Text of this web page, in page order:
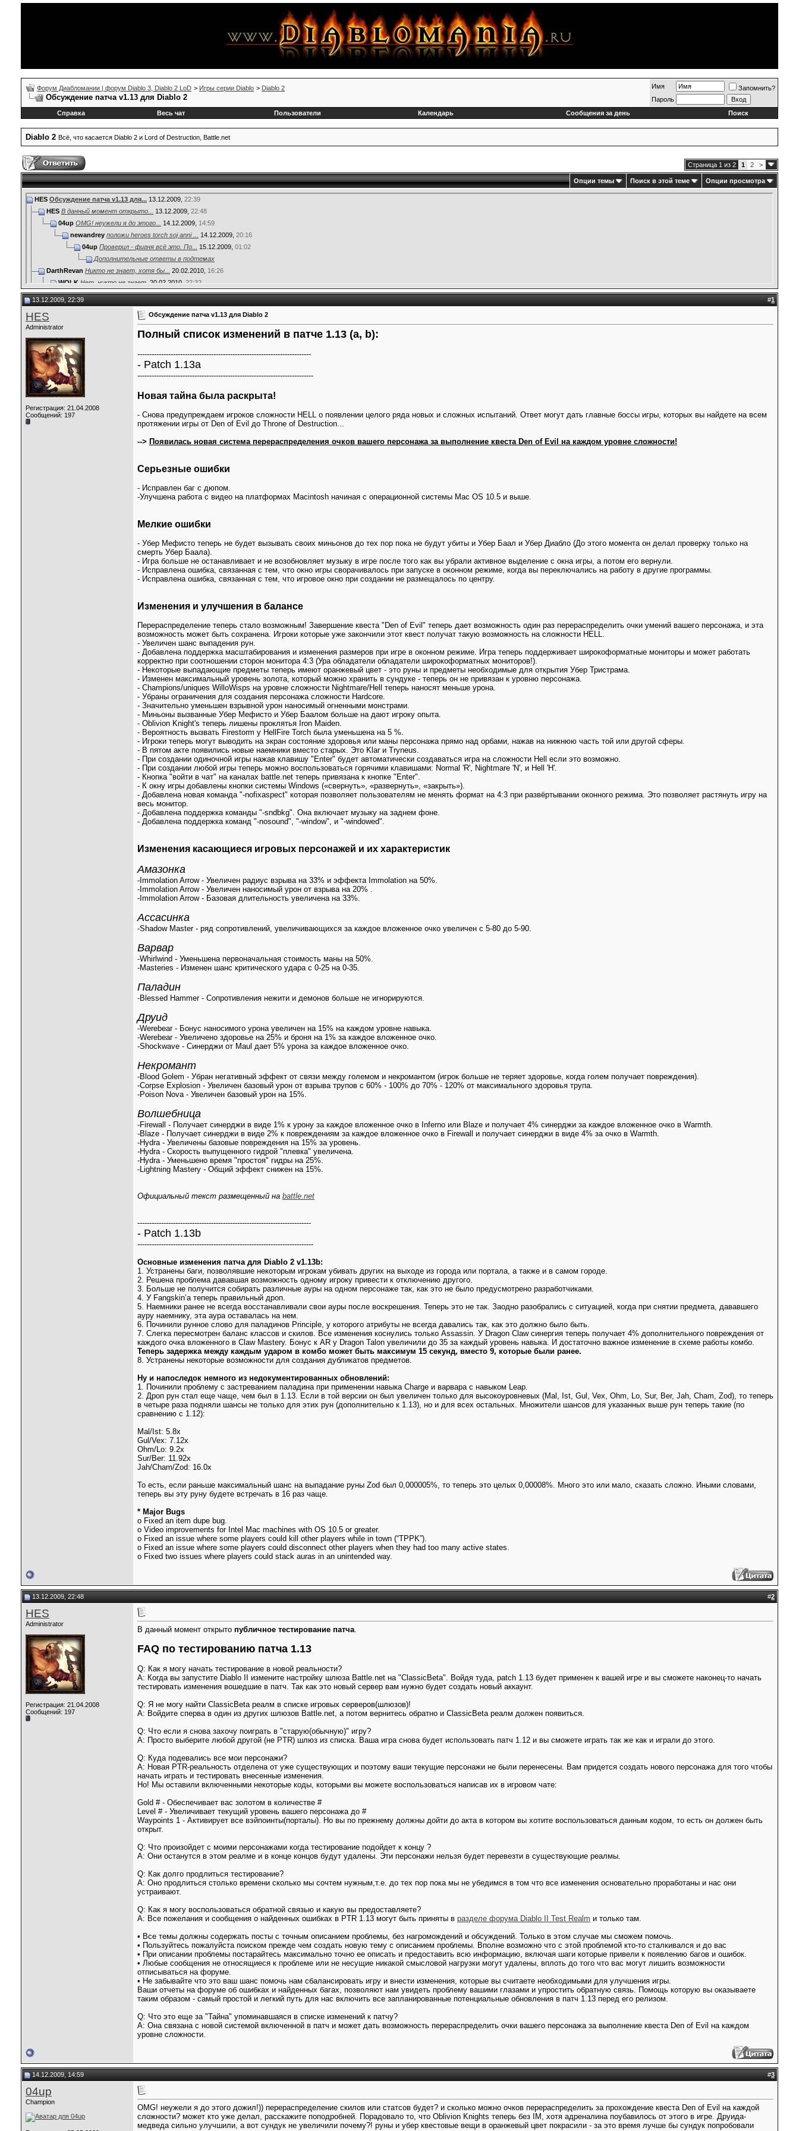
Форум Диабломании | форум Diablo 3, Diablo 2 LoD > Игры серии Diablo > Diablo 2
Обсуждение патча v1.13 для Diablo 2
Имя
Запомнить?
Пароль
Справка
Весь чат Пользователи Календарь Сообщения за день Поиск
Diablo 2 Всё, что касается Diablo 2 и Lord of Destruction, Battle.net
Страница 1 из 2 1 2 >
Опции темы Поиск в этой теме Опции просмотра
HES Обсуждение патча v1.13 для... 13.12.2009, 22:39
HES В данный момент открыто... 13.12.2009, 22:48
04up OMG! неужели я до этого... 14.12.2009, 14:59
newandrey положи heroes torch soj anni ... 14.12.2009, 20:16
04up Проверил - фигня всё это. По... 15.12.2009, 01:02
Дополнительные ответы в подтемах
DarthRevan Никто не знает, хотя бы... 20.02.2010, 16:26
WOLK Нет, никто не знает. 20.02.2010, 22:32
Iron_angel думаю ещё пол года23.02.2010,21:12
HES Сегодня выложили новый патч...25.02.2010,18:37
Близзы медлительны и...26.02.2010,23:23
Дополнительные ответы в подтемах
muzhyc Всем привет
axfed Очень интересно 11.08.2022,12:03
hgsoa Очень интересно 16.09.2022,10:02
kilkasfas Очень круто и интересно!03.02.2023,10:25
tolten Р·Р°С‰Рё...
07.03.2025,21:09
tolten
audiobookkeeper.ru... 02.05.2025,19:13
02.05.2025,19:14
13.12.2009, 22:39 #1
HES
Administrator
Регистрация: 21.04.2008
Сообщений: 197
Обсуждение патча v1.13 для Diablo 2
Полный список изменений в патче 1.13 (a, b):
-------------------------------------------------------------------------
- Patch 1.13a
--------------------------------------------------------------------------
Новая тайна была раскрыта!
- Снова предупреждаем игроков сложности HELL о появлении целого ряда новых и сложных испытаний. Ответ могут дать главные боссы игры, которых вы найдете на всем
протяжении игры от Den of Evil до Throne of Destruction...
--> Появилась новая система перераспределения очков вашего персонажа за выполнение квеста Den of Evil на каждом уровне сложности!
Серьезные ошибки
- Исправлен баг с дюпом.
-Улучшена работа с видео на платформах Macintosh начиная с операционной системы Mac OS 10.5 и выше.
Мелкие ошибки
- Убер Мефисто теперь не будет вызывать своих миньонов до тех пор пока не будут убиты и Убер Баал и Убер Диабло (До этого момента он делал проверку только на
смерть Убер Баала).
- Игра больше не останавливает и не возобновляет музыку в игре после того как вы убрали активное выделение с окна игры, а потом его вернули.
- Исправлена ошибка, связанная с тем, что окно игры сворачивалось при запуске в оконном режиме, когда вы переключались на работу в другие программы.
- Исправлена ошибка, связанная с тем, что игровое окно при создании не размещалось по центру.
Изменения и улучшения в балансе
Перераспределение теперь стало возможным! Завершение квеста "Den of Evil" теперь дает возможность один раз перераспределить очки умений вашего персонажа, и эта
возможность может быть сохранена. Игроки которые уже закончили этот квест получат такую возможность на сложности HELL.
- Увеличен шанс выпадения рун.
- Добавлена поддержка масштабирования и изменения размеров при игре в оконном режиме. Игра теперь поддерживает широкоформатные мониторы и может работать
корректно при соотношении сторон монитора 4:3 (Ура обладатели обладатели широкоформатных мониторов!).
- Некоторые выпадающие предметы теперь имеют оранжевый цвет - это руны и предметы необходимые для открытия Убер Тристрама.
- Изменен максимальный уровень золота, который можно хранить в сундуке - теперь он не привязан к уровню персонажа.
- Champions/uniques WilloWisps на уровне сложности Nightmare/Hell теперь наносят меньше урона.
- Убраны ограничения для создания персонажа сложности Hardcore.
- Значительно уменьшен взрывной урон наносимый огненными монстрами.
- Миньоны вызванные Убер Мефисто и Убер Баалом больше на дают игроку опыта.
- Oblivion Knight's теперь лишены проклятья Iron Maiden.
- Вероятность вызвать Firestorm у HellFire Torch была уменьшена на 5 %.
- Игроки теперь могут выводить на экран состояние здоровья или маны персонажа прямо над орбами, нажав на нижнюю часть той или другой сферы.
- В пятом акте появились новые наемники вместо старых. Это Klar и Tryneus.
- При создании одиночной игры нажав клавишу "Enter" будет автоматически создаваться игра на сложности Hell если это возможно.
- При создании любой игры теперь можно воспользоваться горячими клавишами: Normal 'R', Nightmare 'N', и Hell 'H'.
- Кнопка "войти в чат" на каналах battle.net теперь привязана к кнопке "Enter".
- К окну игры добавлены кнопки системы Windows («свернуть», «развернуть», «закрыть»).
- Добавлена новая команда "-nofixaspect" которая позволяет пользователям не менять формат на 4:3 при развёртывании оконного режима. Это позволяет растянуть игру на
весь монитор.
- Добавлена поддержка команды "-sndbkg". Она включает музыку на заднем фоне.
- Добавлена поддержка команд "-nosound", "-window", и "-windowed".
Изменения касающиеся игровых персонажей и их характеристик
Амазонка
-Immolation Arrow - Увеличен радиус взрыва на 33% и эффекта Immolation на 50%.
-Immolation Arrow - Увеличен наносимый урон от взрыва на 20% .
-Immolation Arrow - Базовая длительность увеличена на 33%.
Ассасинка
-Shadow Master - ряд сопротивлений, увеличивающихся за каждое вложенное очко увеличен с 5-80 до 5-90.
Варвар
-Whirlwind - Уменьшена первоначальная стоимость маны на 50%.
-Masteries - Изменен шанс критического удара с 0-25 на 0-35.
Паладин
-Blessed Hammer - Сопротивления нежити и демонов больше не игнорируются.
Друид
-Werebear - Бонус наносимого урона увеличен на 15% на каждом уровне навыка.
-Werebear - Увеличено здоровье на 25% и броня на 1% за каждое вложенное очко.
-Shockwave - Синерджи от Maul дает 5% урона за каждое вложенное очко.
Некромант
-Blood Golem - Убран негативный эффект от связи между големом и некромантом (игрок больше не теряет здоровье, когда голем получает повреждения).
-Corpse Explosion - Увеличен базовый урон от взрыва трупов с 60% - 100% до 70% - 120% от максимального здоровья трупа.
-Poison Nova - Увеличен базовый урон на 15%.
Волшебница
-Firewall - Получает синерджи в виде 1% к урону за каждое вложенное очко в Inferno или Blaze и получает 4% синерджи за каждое вложенное очко в Warmth.
-Blaze - Получает синерджи в виде 2% к повреждениям за каждое вложенное очко в Firewall и получает синерджи в виде 4% за очко в Warmth.
-Hydra - Увеличены базовые повреждения на 15% за уровень.
-Hydra - Скорость выпущенного гидрой "плевка" увеличена.
-Hydra - Уменьшено время "простоя" гидры на 25%.
-Lightning Mastery - Общий эффект снижен на 15%.
Официальный текст размещенный на battle.net
-------------------------------------------------------------------------
- Patch 1.13b
--------------------------------------------------------------------------
Основные изменения патча для Diablo 2 v1.13b:
1. Устранены баги, позволявшие некоторым игрокам убивать других на выходе из города или портала, а также и в самом городе.
2. Решена проблема дававшая возможность одному игроку привести к отключению другого.
3. Больше не получится собирать различные ауры на одном персонаже так, как это не было предусмотрено разработчиками.
4. У Fangskin’а теперь правильный дроп.
5. Наемники ранее не всегда восстанавливали свои ауры после воскрешения. Теперь это не так. Заодно разобрались с ситуацией, когда при снятии предмета, дававшего
ауру наемнику, эта аура оставалась на нем.
6. Починили рунное слово для паладинов Principle, у которого атрибуты не всегда давались так, как это должно было быть.
7. Слегка пересмотрен баланс классов и скилов. Все изменения коснулись только Assassin. У Dragon Claw синергия теперь получает 4% дополнительного повреждения от
каждого очка вложенного в Claw Mastery. Бонус к AR у Dragon Talon увеличили до 35 за каждый уровень навыка. И достаточно важное изменение в схеме работы комбо.
Теперь задержка между каждым ударом в комбо может быть максимум 15 секунд, вместо 9, которые были ранее.
8. Устранены некоторые возможности для создания дубликатов предметов.
Ну и напоследок немного из недокументированных обновлений:
1. Починили проблему с застреванием паладина при применении навыка Charge и варвара с навыком Leap.
2. Дроп рун стал еще чаще, чем был в 1.13. Если в той версии он был увеличен только для высокоуровневых (Mal, Ist, Gul, Vex, Ohm, Lo, Sur, Ber, Jah, Cham, Zod), то теперь
в четыре раза подняли шансы не только для этих рун (дополнительно к 1.13), но и для всех остальных. Множители шансов для указанных выше рун теперь такие (по
сравнению с 1.12):
Mal/Ist: 5.8x
Gul/Vex: 7.12x
Ohm/Lo: 9.2x
Sur/Ber: 11.92x
Jah/Cham/Zod: 16.0x
То есть, если раньше максимальный шанс на выпадание руны Zod был 0,000005%, то теперь это целых 0,00008%. Много это или мало, сказать сложно. Иными словами,
теперь вы эту руну будете встречать в 16 раз чаще.
* Major Bugs
o Fixed an item dupe bug.
o Video improvements for Intel Mac machines with OS 10.5 or greater.
o Fixed an issue where some players could kill other players while in town (“TPPK”).
o Fixed an issue where some players could disconnect other players when they had too many active states.
o Fixed two issues where players could stack auras in an unintended way.
13.12.2009, 22:48 #2
HES
Administrator
Регистрация: 21.04.2008
Сообщений: 197
В данный момент открыто публичное тестирование патча.
FAQ по тестированию патча 1.13
Q: Как я могу начать тестирование в новой реальности?
A: Когда вы запустите Diablo II измените настройку шлюза Battle.net на "ClassicBeta". Войдя туда, patch 1.13 будет применен к вашей игре и вы сможете наконец-то начать
тестировать изменения вошедшие в патч. Так как это новый сервер вам нужно будет создать новый аккаунт.
Q: Я не могу найти ClassicBeta реалм в списке игровых серверов(шлюзов)!
A: Войдите сперва в один из других шлюзов Battle.net, а потом вернитесь обратно и ClassicBeta реалм должен появиться.
Q: Что если я снова захочу поиграть в "старую(обычную)" игру?
A: Просто выберите любой другой (не PTR) шлюз из списка. Ваша игра снова будет использовать патч 1.12 и вы сможете играть так же как и играли до этого.
Q: Куда подевались все мои персонажи?
A: Новая PTR-реальность отделена от уже существующих и поэтому ваши текущие персонажи не были перенесены. Вам придется создать нового персонажа для того чтобы
начать играть и тестировать внесенные изменения.
Но! Мы оставили включенными некоторые коды, которыми вы можете воспользоваться написав их в игровом чате:
Gold # - Обеспечивает вас золотом в количестве #
Level # - Увеличивает текущий уровень вашего персонажа до #
Waypoints 1 - Активирует все вэйпоинты(порталы). Но вы по прежнему должны дойти до акта в котором вы хотите воспользоваться данным кодом, то есть он должен быть
открыт.
Q: Что произойдет с моими персонажами когда тестирование подойдет к концу ?
A: Они останутся в этом реалме и в конце концов будут удалены. Эти персонажи нельзя будет перевезти в существующие реалмы.
Q: Как долго продлиться тестирование?
A: Оно продлиться столько времени сколько мы сочтем нужным,т.е. до тех пор пока мы не убедимся в том что все изменения основательно проработаны и нас они
устраивают.
Q: Как я могу воспользоваться обратной связью и какую вы предоставляете?
A: Все пожелания и сообщения о найденных ошибках в PTR 1.13 могут быть приняты в разделе форума Diablo II Test Realm и только там.
• Все темы должны содержать посты с точным описанием проблемы, без нагромождений и обсуждений. Только в этом случае мы сможем помочь.
• Пользуйтесь пожалуйста поиском прежде чем создать новую тему с описанием проблемы. Вполне возможно что с этой проблемой кто-то сталкивался и до вас
• При описании проблемы постарайтесь максимально точно ее описать и предоставить всю информацию, включая шаги которые привели к появлению багов и ошибок.
• Любые сообщения не относящиеся к проблеме или не несущие никакой смысловой нагрузки могут удалены, вплоть до того что вас могут лишить возможности
отписываться на форуме.
• Не забывайте что это ваш шанс помочь нам сбалансировать игру и внести изменения, которые вы считаете необходимыми для улучшения игры.
Ваши отчеты на форуме об ошибках и найденных багах, позволяют нам увидеть проблему вашими глазами и упростить обратную связь. Помощь которую вы оказываете
таким образом - самый простой и легкий путь для нас включить все запланированные потенциальные обновления в патч 1.13 перед его релизом.
Q: Что это еще за "Тайна" упоминавшаяся в списке изменений к патчу?
A: Она связана с новой системой включенной в патч и может дать возможность перераспределить очки вашего персонажа за выполнение квеста Den of Evil на каждом
уровне сложности.
14.12.2009, 14:59 #3
04up
Champion
OMG! неужели я до этого дожил!)) перераспределение скилов или статсов будет? и сколько можно очков перераспределить за прохождение квеста Den of Evil на каждой
сложности? может кто уже делал, расскажите поподробней. Порадовало то, что Oblivion Knights теперь без IM, хотя адреналина поубавилось от этого в игре. Друида-
медведа сильно улучшили, а вот сундук не увеличили почему?! руны и убер квестовые вещи в оранжевый цвет покрасили - за это время лучше бы сундук попробовали